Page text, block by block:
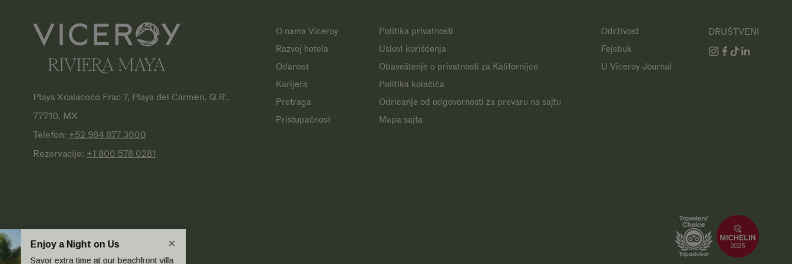
Playa Xcalacoco Frac 7, Playa del Carmen, Q.R.,
77710, MX
Telefon: +52 984 877 3000
Rezervacije: +1 800 578 0281
O nama Viceroy
Razvoj hotela
Odanost
Karijera
Pretraga
Pristupačnost
Politika privatnosti
Uslovi korišćenja
Obaveštenje o privatnosti za Kalifornijce
Politika kolačića
Odricanje od odgovornosti za prevaru na sajtu
Mapa sajta
Održivost
Fejsbuk
U Viceroy Journal
DRUŠTVENI